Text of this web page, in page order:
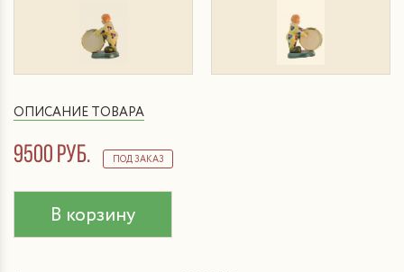
ОПИСАНИЕ ТОВАРА
9500 руб. ПОД ЗАКАЗ
В корзину